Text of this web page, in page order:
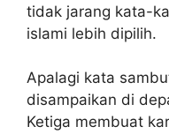
tidak jarang kata-
islami lebih dipilih.
Apalagi kata
disampaikan di
Ketiga membuat